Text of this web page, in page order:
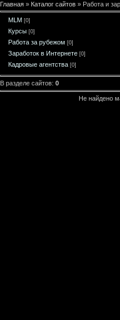
Главная » Каталог сайтов » Работа и
MLM [0]
Курсы [0]
Работа за рубежом [0]
Заработок в Интернете [0]
Кадровые агентства [0]
В разделе сайтов: 0
Не найдено